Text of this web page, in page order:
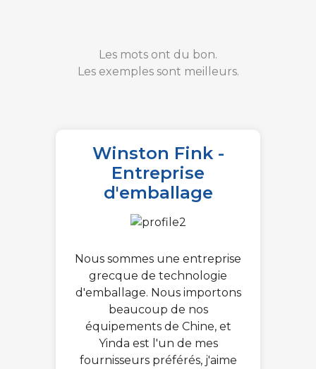
Les mots ont du bon.
Les exemples sont meilleurs.
Winston Fink -
Entreprise
d'emballage
Nous sommes une entreprise
grecque de technologie
d'emballage. Nous importons
beaucoup de nos
équipements de Chine, et
Yinda est l'un de mes
fournisseurs préférés, j'aime